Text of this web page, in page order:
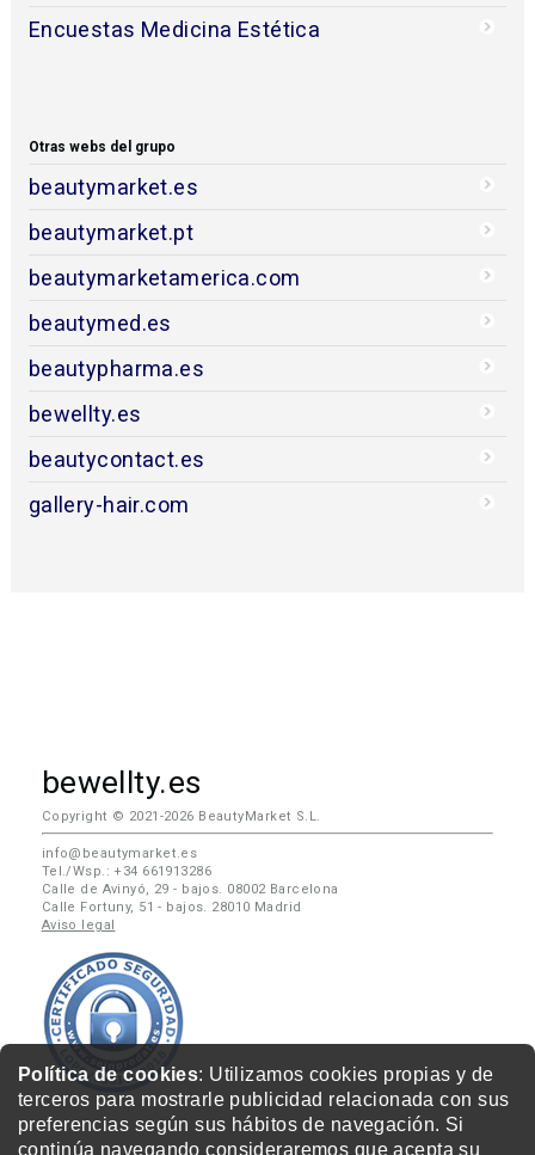
Política de cookies: Utilizamos cookies propias y de
terceros para mostrarle publicidad relacionada con sus
preferencias según sus hábitos de navegación. Si
continúa navegando consideraremos que acepta su
Encuestas Medicina Estética
Otras webs del grupo
beautymarket.es
beautymarket.pt
beautymarketamerica.com
beautymed.es
beautypharma.es
bewellty.es
beautycontact.es
gallery-hair.com
bewellty.es
Copyright © 2021-2026 BeautyMarket S.L.
info@beautymarket.es
Tel./Wsp.: +34 661913286
Calle de Avinyó, 29 - bajos. 08002 Barcelona
Calle Fortuny, 51 - bajos. 28010 Madrid
Aviso legal